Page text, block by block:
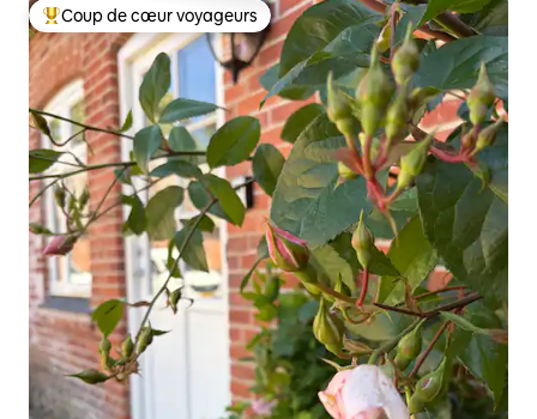
Coups de cœur voyageurs les plus appréciés
Coup de cœur voyageurs